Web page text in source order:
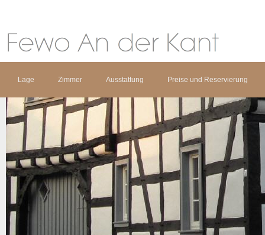
Lage Zimmer Ausstattung Preise und Reservierung